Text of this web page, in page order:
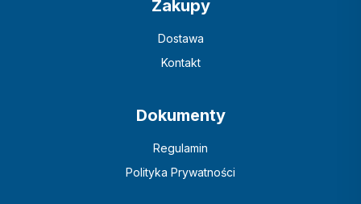
Zakupy
Dostawa
Kontakt
Dokumenty
Regulamin
Polityka Prywatności